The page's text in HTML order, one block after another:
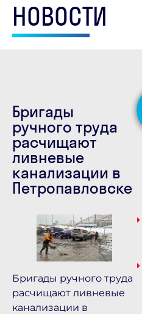
НОВОСТИ
Бригады
ручного труда
расчищают
ливневые
канализации в
Петропавловске
Бригады ручного труда
расчищают ливневые
канализации в